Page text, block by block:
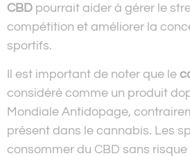
CBD pourrait aider à gérer le
compétition et améliorer la
sportifs.
Il est important de noter que le
considéré comme un produit
Mondiale Antidopage,
présent dans le cannabis. Les
consommer du CBD sans